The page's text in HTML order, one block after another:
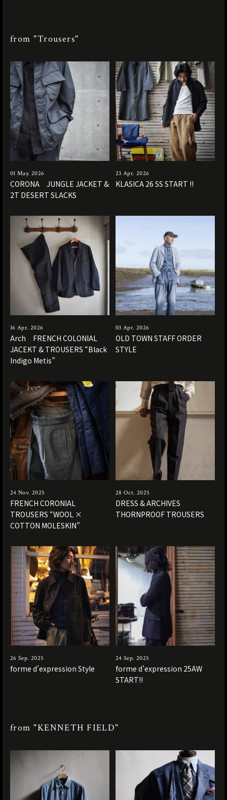
from "Trousers"
01 May. 2026
CORONA JUNGLE JACKET &
2T DESERT SLACKS
23 Apr. 2026
KLASICA 26 SS START !!
16 Apr. 2026
Arch FRENCH COLONIAL
JACEKT & TROUSERS “Black
Indigo Metis”
03 Apr. 2026
OLD TOWN STAFF ORDER
STYLE
24 Nov. 2025
FRENCH CORONIAL
TROUSERS “WOOL ×
COTTON MOLESKIN”
28 Oct. 2025
DRESS & ARCHIVES
THORNPROOF TROUSERS
26 Sep. 2025
forme d’expression Style
24 Sep. 2025
forme d’expression 25AW
START!!
from "KENNETH FIELD"